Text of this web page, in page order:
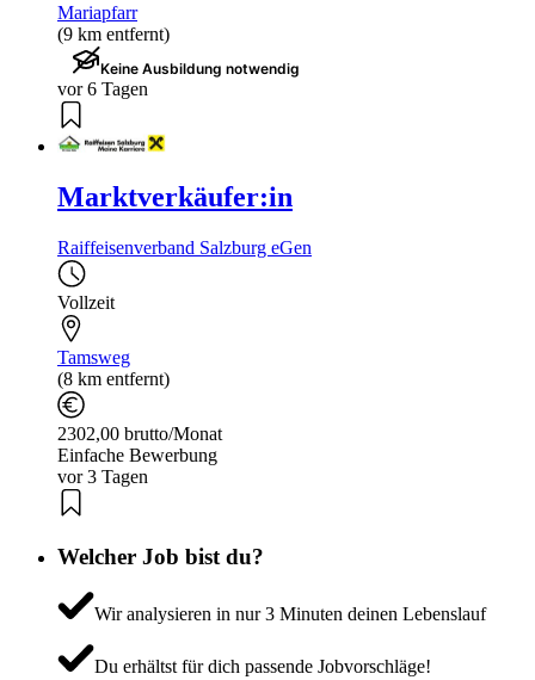
Mariapfarr
(9 km entfernt)
Keine Ausbildung notwendig
vor 6 Tagen
Marktverkäufer:in
Raiffeisenverband Salzburg eGen
Vollzeit
Tamsweg
(8 km entfernt)
2302,00 brutto/Monat
Einfache Bewerbung
vor 3 Tagen
Welcher Job bist du?
Wir analysieren in nur 3 Minuten deinen Lebenslauf
Du erhältst für dich passende Jobvorschläge!